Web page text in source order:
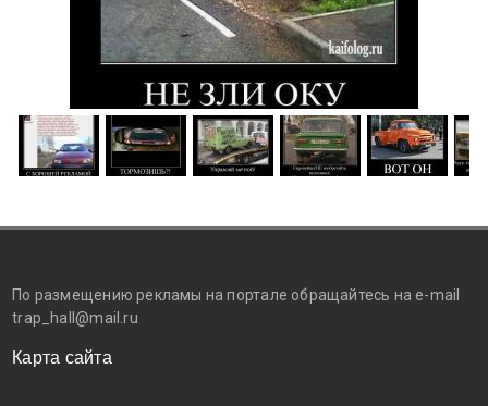
По размещению рекламы на портале обращайтесь на e-mail
trap_hall@mail.ru
Карта сайта